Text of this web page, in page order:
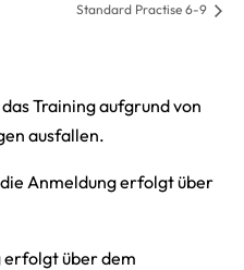
Standard Practise 6-9
Training aufgrund von
ausfallen.
Anmeldung erfolgt über
erfolgt über dem